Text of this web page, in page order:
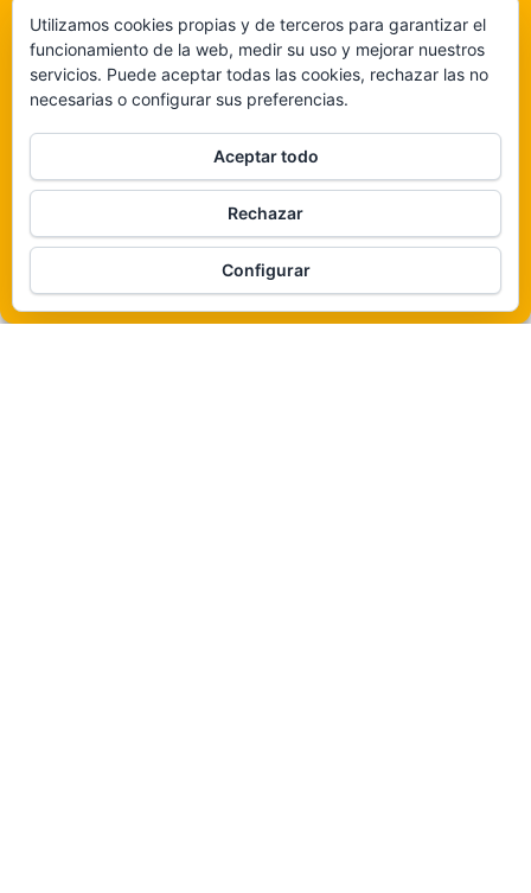
consentimiento puede afectar negativamente a determinadas características y
funciones.
De ninguna manera
Veámos que hay aquí
Política de cookies
WordPress |Tema:
Utilizamos cookies propias y de terceros para garantizar el
funcionamiento de la web, medir su uso y mejorar nuestros
servicios. Puede aceptar todas las cookies, rechazar las no
necesarias o configurar sus preferencias.
Aceptar todo
Rechazar
Configurar